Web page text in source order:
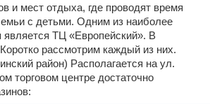
и мест отдыха, где проводят время
с детьми. Одним из наиболее
является ТЦ «Европейский». В
рассмотрим каждый из них.
район) Располагается на ул.
торговом центре достаточно